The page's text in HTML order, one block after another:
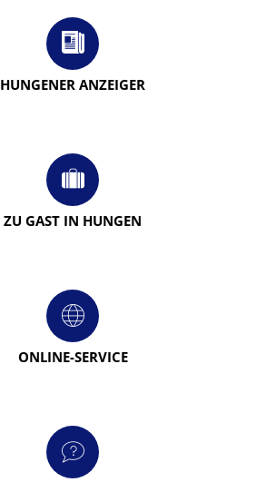
HUNGENER ANZEIGER
ZU GAST IN HUNGEN
ONLINE-SERVICE